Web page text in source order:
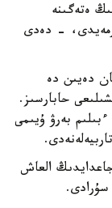
ەتەگىنە
- دەدى
دەيىن دە
حابارسىز.
بەرۋ ۇيىمى
جاعدايدىڭ العاش
سۇرادى.